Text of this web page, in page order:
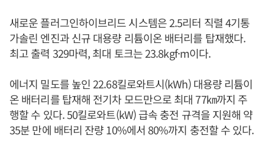
새로운 플러그인하이브리드 시스템은 2.5리터 직렬 4기통
가솔린 엔진과 신규 대용량 리튬이온 배터리를 탑재했다.
최고 출력 329마력, 최대 토크는 23.8kgf·m이다.
에너지 밀도를 높인 22.68킬로와트시(kWh) 대용량 리튬이
온 배터리를 탑재해 전기차 모드만으로 최대 77㎞까지 주
행할 수 있다. 50킬로와트(kW) 급속 충전 규격을 지원해 약
35분 만에 배터리 잔량 10%에서 80%까지 충전할 수 있다.